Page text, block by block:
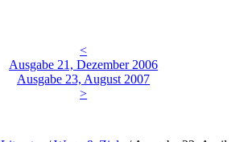
<
Ausgabe 21, Dezember 2006
Ausgabe 23, August 2007
>